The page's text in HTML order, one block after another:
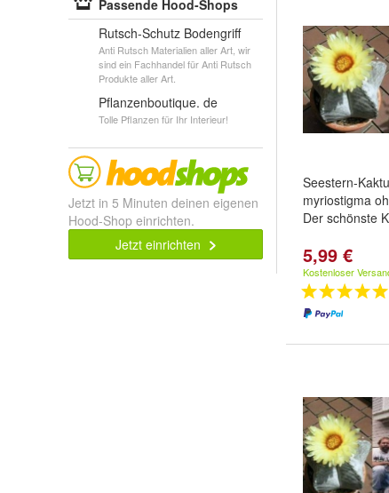
Passende Hood-Shops
Rutsch-Schutz Bodengriff
Anti Rutsch Materialien aller Art, wir
sind ein Fachhandel für Anti Rutsch
Produkte aller Art.
Pflanzenboutique. de
Tolle Pflanzen für Ihr Interieur!
Jetzt in 5 Minuten deinen eigenen
Hood-Shop einrichten.
Jetzt einrichten
Seestern-
myriostigma
Der schönste
5,99 €
Kostenloser